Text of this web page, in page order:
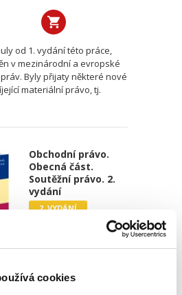
cookies
od 1. vydání této práce,
v mezinárodní a evropské
Byly přijaty některé nové
materiální právo, tj.
Obchodní právo.
Obecná část.
Soutěžní právo. 2.
vydání
2. VYDÁNÍ
,Dana Ondrejová